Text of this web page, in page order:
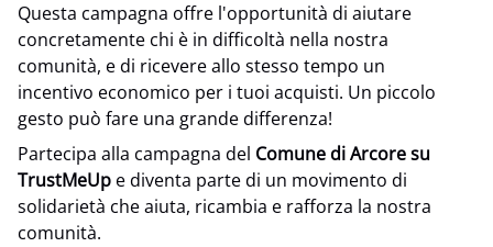
Questa campagna offre l'opportunità di aiutare
concretamente chi è in difficoltà nella nostra
comunità, e di ricevere allo stesso tempo un
incentivo economico per i tuoi acquisti. Un piccolo
gesto può fare una grande differenza!
Partecipa alla campagna del Comune di Arcore su
TrustMeUp e diventa parte di un movimento di
solidarietà che aiuta, ricambia e rafforza la nostra
comunità.